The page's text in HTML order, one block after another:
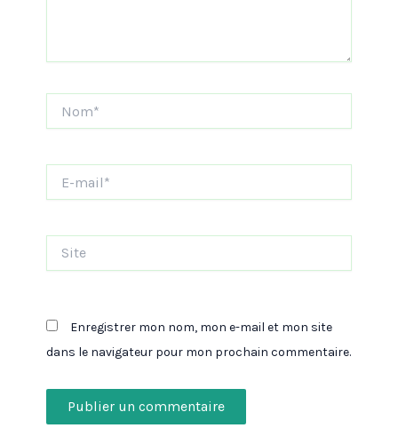
mail*
Enregistrer mon nom, mon e-mail et mon site
dans le navigateur pour mon prochain commentaire.